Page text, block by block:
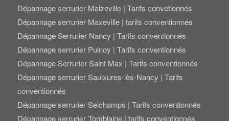
Dépannage serrurier Malzeville | Tarifs convetionnés
Dépannage serrurier Maxeville | tarifs conventionnés
Dépannage Serrurier Nancy | Tarifs conventionnés
Dépannage serrurier Pulnoy | Tarifs conventionnés
Dépannage Serrurier Saint Max | Tarifs conventionnés
Dépannage serrurier Saulxures-lès-Nancy | Tarifs
conventionnés
Dépannage serrurier Seichamps | Tarifs conventionnés
Dépannage serrurier Tomblaine | tarifs conventionnés